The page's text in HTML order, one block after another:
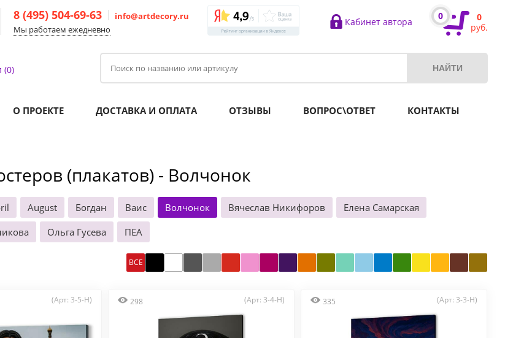
8 (495) 504-69-63
info@artdecory.ru
Мы работаем ежедневно
Кабинет автора
0
0
руб.
(0)
О ПРОЕКТЕ ДОСТАВКА И ОПЛАТА ОТЗЫВЫ ВОПРОС\ОТВЕТ КОНТАКТЫ
(плакатов) - Волчонок
August Богдан Ваис Волчонок Вячеслав Никифоров
Елена Самарская
Ольга Гусева ПЕА
ВСЕ
(Арт: 3-5-H) 298 (Арт: 3-4-H) 335 (Арт: 3-3-H)